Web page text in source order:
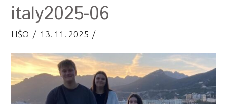
italy2025-06
HŠO 13. 11. 2025